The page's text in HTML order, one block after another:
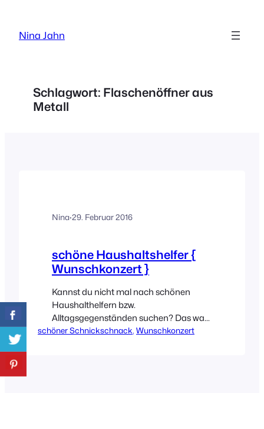
springen
Nina Jahn
Schlagwort: Flaschenöffner aus
Metall
Nina·29. Februar 2016
schöne Haushaltshelfer {
Wunschkonzert }
Kannst du nicht mal nach schönen
Haushalthelfern bzw.
Alltagsgegenständen suchen? Das war
der Wunsch von Johanna und dem
schöner Schnickschnack, Wunschkonzert